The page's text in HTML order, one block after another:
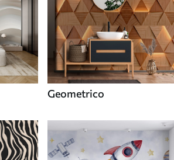
Geometrico